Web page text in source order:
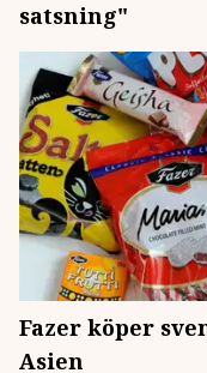
satsning"
Fazer köper
Asien